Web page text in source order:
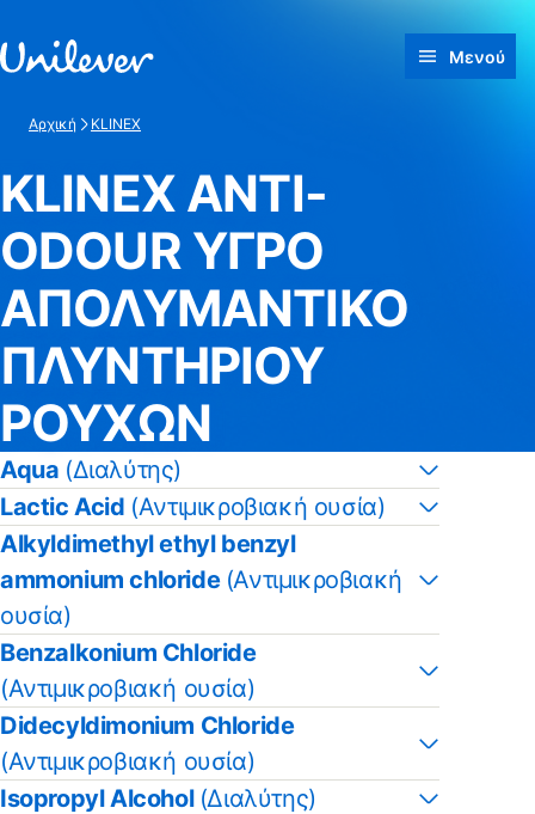
Μενού
Αρχική KLINEX
KLINEX ANTI-
ODOUR ΥΓΡΟ
ΑΠΟΛΥΜΑΝΤΙΚΟ
ΠΛΥΝΤΗΡΙΟΥ
ΡΟΥΧΩΝ
Aqua (Διαλύτης)
Lactic Acid (Αντιμικροβιακή ουσία)
Alkyldimethyl ethyl benzyl
ammonium chloride (Αντιμικροβιακή
ουσία)
Benzalkonium Chloride
(Αντιμικροβιακή ουσία)
Didecyldimonium Chloride
(Αντιμικροβιακή ουσία)
Isopropyl Alcohol (Διαλύτης)